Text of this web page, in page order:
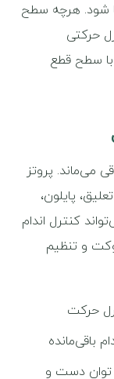
شود. هرچه سطح
حرکتی
با سطح قطع
می‌ماند. پروتز
پایلون،
کنترل اندام
و تنظیم
حرکت
باقی‌مانده
توان دست و